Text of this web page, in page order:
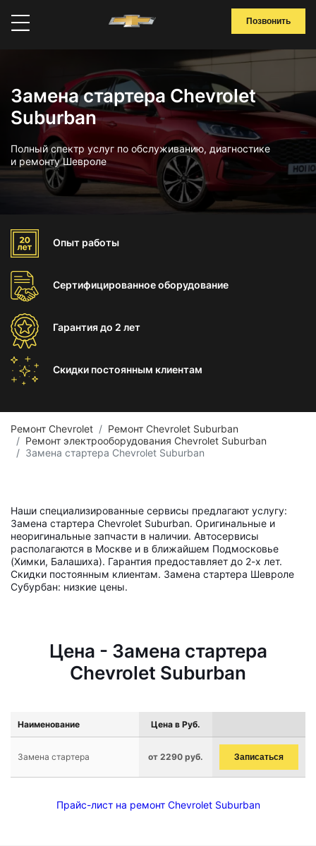
Позвонить
Замена стартера Chevrolet
Suburban
Полный спектр услуг по обслуживанию, диагностике
и ремонту Шевроле
Опыт работы
Сертифицированноеоборудование
Гарантиядо 2 лет
Скидки постоянным клиентам
Ремонт Chevrolet
Ремонт Chevrolet Suburban
Ремонт электрооборудования Chevrolet Suburban
Замена стартера Chevrolet Suburban
Наши специализированные сервисы предлагают услугу:
Замена стартера Chevrolet Suburban. Оригинальные и
неоригинальные запчасти в наличии. Автосервисы
располагаются в Москве и в ближайшем Подмосковье
(Химки, Балашиха). Гарантия предоставляет до 2-х лет.
Скидки постоянным клиентам. Замена стартера Шевроле
Субурбан: низкие цены.
Цена - Замена стартера
Chevrolet Suburban
Наименование Цена в Руб.
Замена стартера от 2290 руб. Записаться
Прайс-лист на ремонт Chevrolet Suburban